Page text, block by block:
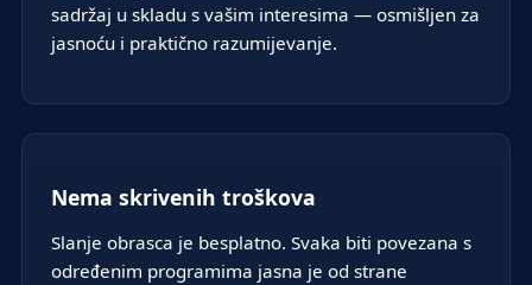
sadržaj u skladu s vašim interesima — osmišljen za
jasnoću i praktično razumijevanje.
Nema skrivenih troškova
Slanje obrasca je besplatno. Svaka biti povezana s
određenim programima jasna je od strane